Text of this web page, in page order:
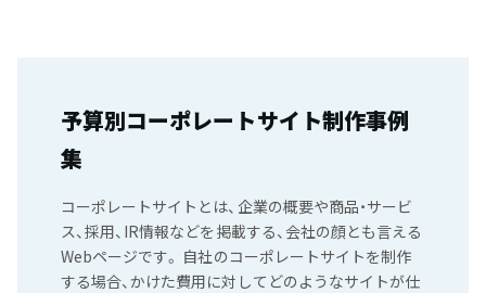
予算別コーポレートサイト制作事例
集
コーポレートサイトとは、企業の概要や商品・サービ
ス、採用、IR情報などを掲載する、会社の顔とも言える
Webページです。 自社のコーポレートサイトを制作
する場合、かけた費用に対してどのようなサイトが仕